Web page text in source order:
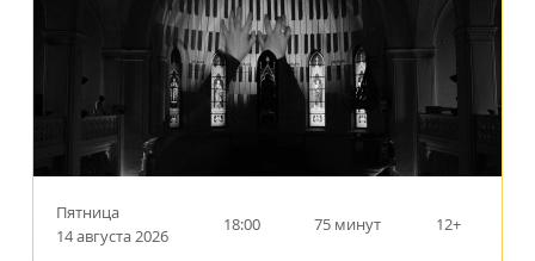
Пятница
14 августа 2026
18:00 75 минут 12+